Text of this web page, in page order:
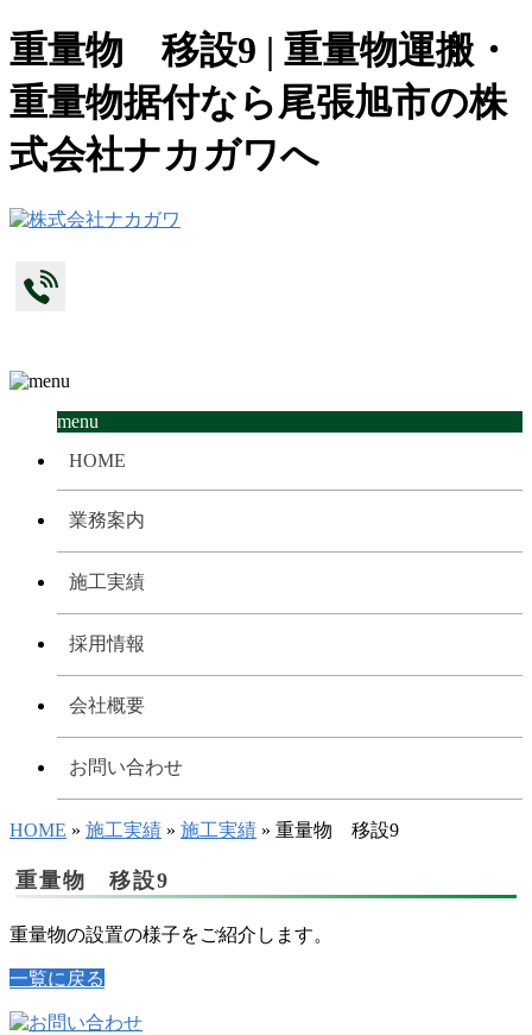
重量物 移設9 | 重量物運搬・
重量物据付なら尾張旭市の株
式会社ナカガワへ
menu
HOME
業務案内
施工実績
採用情報
会社概要
お問い合わせ
HOME » 施工実績 » 施工実績 » 重量物 移設9
重量物 移設9
重量物の設置の様子をご紹介します。
一覧に戻る